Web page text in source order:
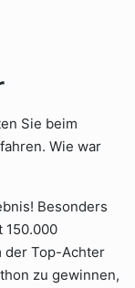
Sie beim
Wie war
Besonders
150.000
der Top-Achter
zu gewinnen,